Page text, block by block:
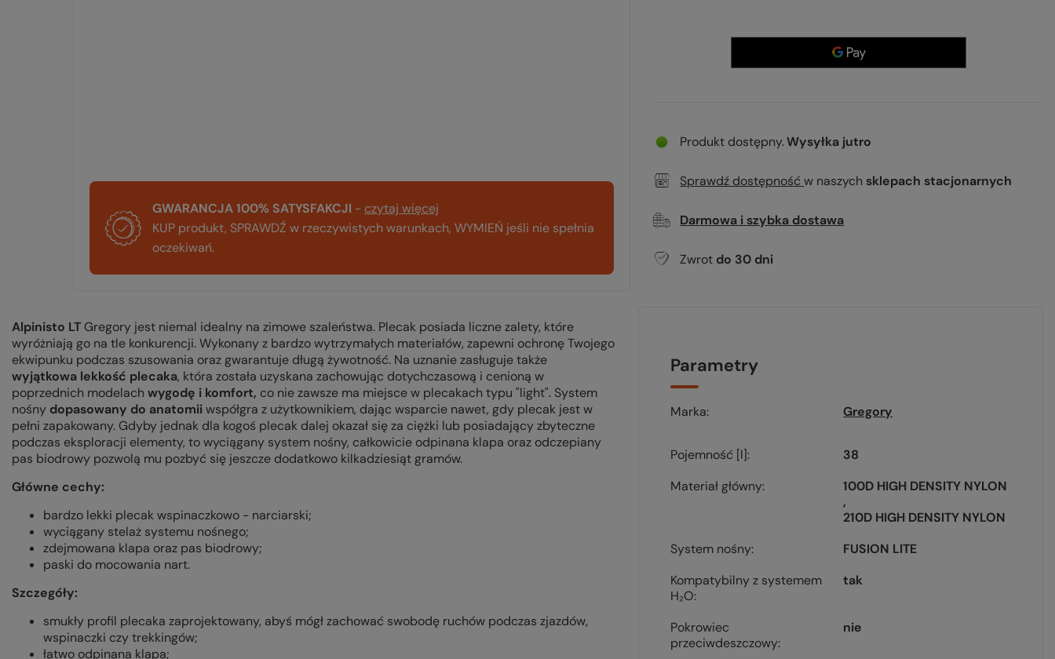
GWARANCJA 100% SATYSFAKCJI - czytaj więcej
KUP produkt, SPRAWDŹ w rzeczywistych warunkach, WYMIEŃ jeśli nie spełnia
oczekiwań.
Produkt dostępny Wysyłka jutro
Sprawdź dostępnośćw naszych sklepach stacjonarnych
Darmowa i szybka dostawa
Zwrot do 30 dni
Alpinisto LT Gregory jest niemal idealny na zimowe szaleństwa. Plecak posiada liczne zalety, które
wyróżniają go na tle konkurencji. Wykonany z bardzo wytrzymałych materiałów, zapewni ochronę Twojego
ekwipunku podczas szusowania oraz gwarantuje długą żywotność. Na uznanie zasługuje także
wyjątkowa lekkość plecaka, która została uzyskana zachowując dotychczasową i cenioną w
poprzednich modelach wygodę i komfort, co nie zawsze ma miejsce w plecakach typu "light". System
nośny dopasowany do anatomiiwspółgra z użytkownikiem, dając wsparcie nawet, gdy plecak jest w
pełni zapakowany. Gdyby jednak dla kogoś plecak dalej okazał się za ciężki lub posiadający zbyteczne
podczas eksploracji elementy, to wyciągany system nośny, całkowicie odpinana klapa oraz odczepiany
pas biodrowy pozwolą mu pozbyć się jeszcze dodatkowo kilkadziesiąt gramów.
Główne cechy:
bardzo lekki plecak wspinaczkowo - narciarski;
wyciągany stelaż systemu nośnego;
zdejmowana klapa oraz pas biodrowy;
paski do mocowania nart.
Szczegóły:
smukły profil plecaka zaprojektowany, abyś mógł zachować swobodę ruchów podczas zjazdów,
wspinaczki czy trekkingów;
łatwo odpinana klapa;
Parametry
Marka Gregory
Pojemność [l]
38
Materiał główny
100D HIGH DENSITY NYLON
210D HIGH DENSITY NYLON
System nośny
FUSION LITE
Kompatybilny z systemem
H₂O
tak
Pokrowiec
przeciwdeszczowy
nie